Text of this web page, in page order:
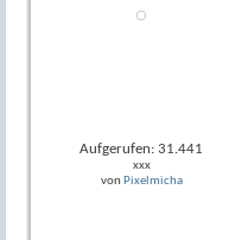
Aufgerufen: 31.441
xxx
von Pixelmicha